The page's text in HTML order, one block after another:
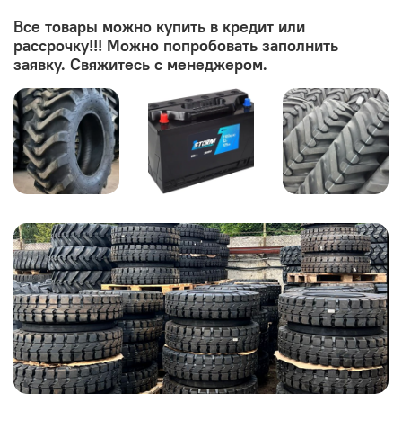
Все товары можно купить в кредит или
рассрочку!!! Можно попробовать заполнить
заявку. Свяжитесь с менеджером.